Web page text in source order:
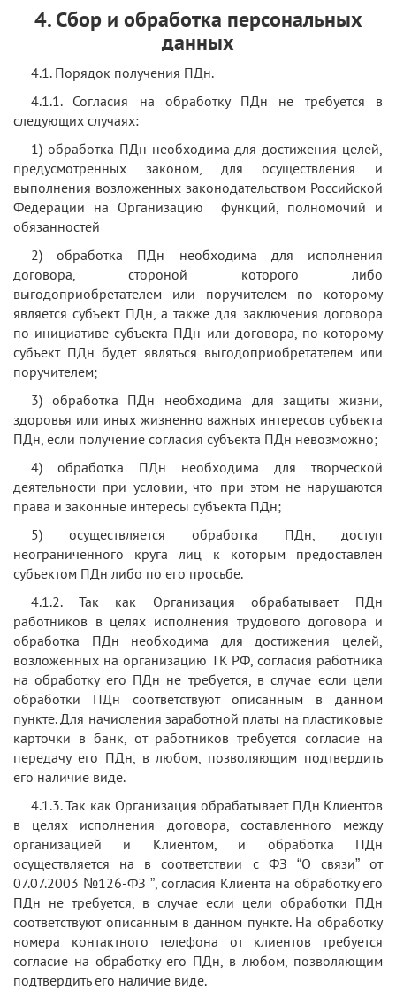
4. Сбор и обработка персональных
данных
4.1. Порядок получения ПДн.
4.1.1. Согласия на обработку ПДн не требуется в
следующих случаях:
1) обработка ПДн необходима для достижения целей,
предусмотренных законом, для осуществления и
выполнения возложенных законодательством Российской
Федерации на Организацию функций, полномочий и
обязанностей
2) обработка ПДн необходима для исполнения
договора, стороной которого либо
выгодоприобретателем или поручителем по которому
является субъект ПДн, а также для заключения договора
по инициативе субъекта ПДн или договора, по которому
субъект ПДн будет являться выгодоприобретателем или
поручителем;
3) обработка ПДн необходима для защиты жизни,
здоровья или иных жизненно важных интересов субъекта
ПДн, если получение согласия субъекта ПДн невозможно;
4) обработка ПДн необходима для творческой
деятельности при условии, что при этом не нарушаются
права и законные интересы субъекта ПДн;
5) осуществляется обработка ПДн, доступ
неограниченного круга лиц к которым предоставлен
субъектом ПДн либо по его просьбе.
4.1.2. Так как Организация обрабатывает ПДн
работников в целях исполнения трудового договора и
обработка ПДн необходима для достижения целей,
возложенных на организацию ТК РФ, согласия работника
на обработку его ПДн не требуется, в случае если цели
обработки ПДн соответствуют описанным в данном
пункте. Для начисления заработной платы на пластиковые
карточки в банк, от работников требуется согласие на
передачу его ПДн, в любом, позволяющим подтвердить
его наличие виде.
4.1.3. Так как Организация обрабатывает ПДн Клиентов
в целях исполнения договора, составленного между
организацией и Клиентом, и обработка ПДн
осуществляется на в соответствии с ФЗ “О связи” от
07.07.2003 №126-ФЗ ”, согласия Клиента на обработку его
ПДн не требуется, в случае если цели обработки ПДн
соответствуют описанным в данном пункте. На обработку
номера контактного телефона от клиентов требуется
согласие на обработку его ПДн, в любом, позволяющим
подтвердить его наличие виде.